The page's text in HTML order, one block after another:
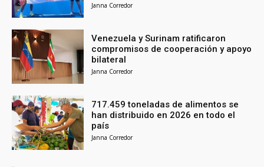
Janna Corredor
Venezuela y Surinam ratificaron
compromisos de cooperación y apoyo
bilateral
Janna Corredor
717.459 toneladas de alimentos se
han distribuido en 2026 en todo el
país
Janna Corredor